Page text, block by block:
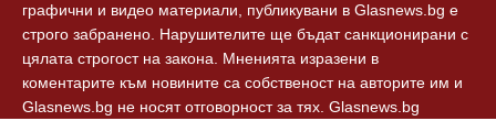
графични и видео материали, публикувани в Glasnews.bg е
строго забранено. Нарушителите ще бъдат санкционирани с
цялата строгост на закона. Мненията изразени в
коментарите към новините са собственост на авторите им и
Glasnews.bg не носят отговорност за тях. Glasnews.bg